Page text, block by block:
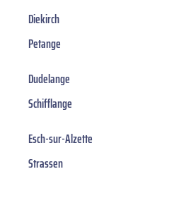
Diekirch
Petange
Dudelange
Schifflange
Esch-sur-Alzette
Strassen